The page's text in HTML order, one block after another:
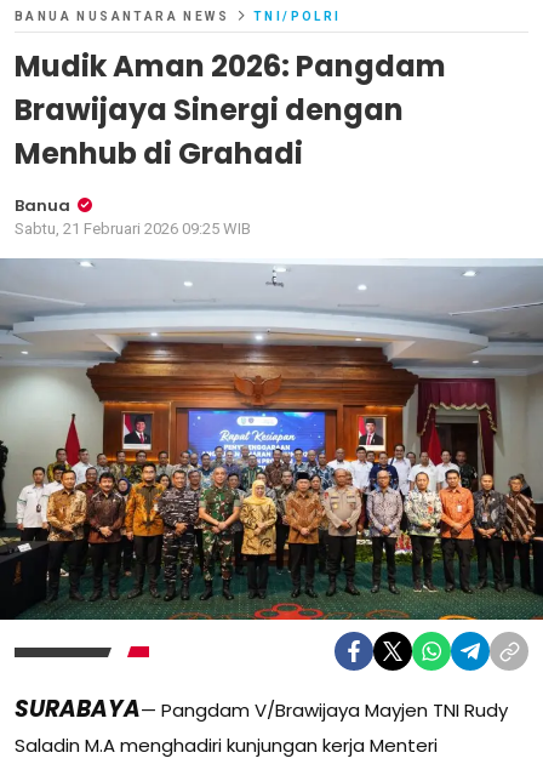
BANUA NUSANTARA NEWS TNI/POLRI
Mudik Aman 2026: Pangdam
Brawijaya Sinergi dengan
Menhub di Grahadi
Banua
Sabtu, 21 Februari 2026 09:25 WIB
SURABAYA— Pangdam V/Brawijaya Mayjen TNI Rudy
Saladin M.A menghadiri kunjungan kerja Menteri